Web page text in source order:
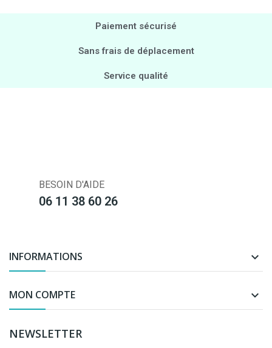
Paiement sécurisé
Sans frais de déplacement
Service qualité
BESOIN D'AIDE
06 11 38 60 26
INFORMATIONS 
MON COMPTE 
NEWSLETTER